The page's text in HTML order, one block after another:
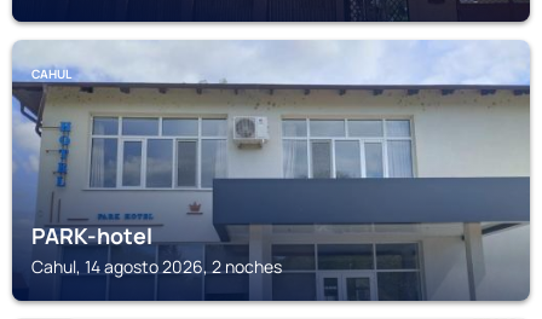
CAHUL
PARK-hotel
Cahul, 14 agosto 2026, 2 noches